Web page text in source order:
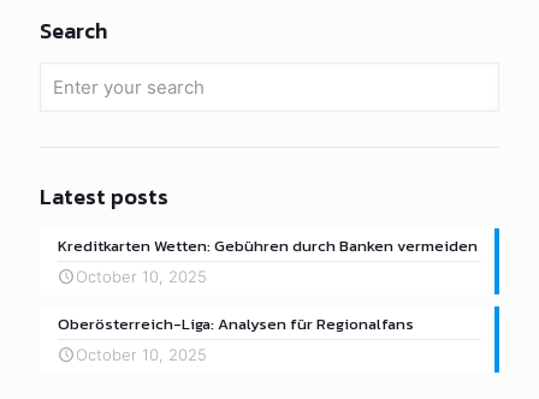
Search
Latest posts
Kreditkarten Wetten: Gebühren durch Banken vermeiden
October 10, 2025
Oberösterreich-Liga: Analysen für Regionalfans
October 10, 2025